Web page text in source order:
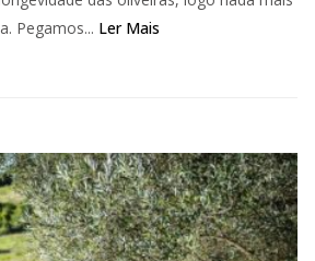
Pegamos... Ler Mais